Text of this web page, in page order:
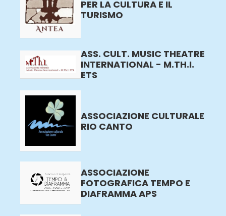
PER LA CULTURA E IL
TURISMO
ASS. CULT. MUSIC THEATRE
INTERNATIONAL - M.TH.I.
ETS
ASSOCIAZIONE CULTURALE
RIO CANTO
ASSOCIAZIONE
FOTOGRAFICA TEMPO E
DIAFRAMMA APS